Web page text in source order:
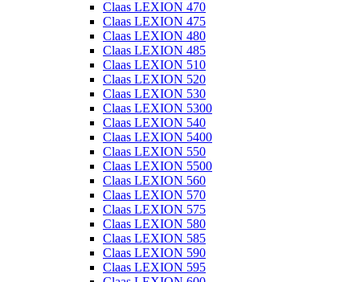
Claas LEXION 470
Claas LEXION 475
Claas LEXION 480
Claas LEXION 485
Claas LEXION 510
Claas LEXION 520
Claas LEXION 530
Claas LEXION 5300
Claas LEXION 540
Claas LEXION 5400
Claas LEXION 550
Claas LEXION 5500
Claas LEXION 560
Claas LEXION 570
Claas LEXION 575
Claas LEXION 580
Claas LEXION 585
Claas LEXION 590
Claas LEXION 595